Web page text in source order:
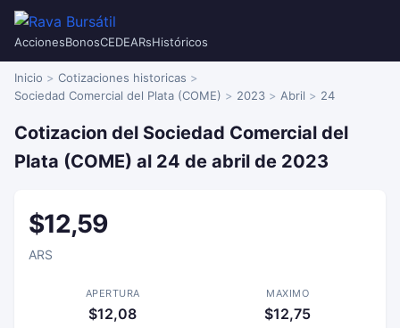
AccionesBonosCEDEARsHistóricos
Inicio
Cotizaciones historicas
Sociedad Comercial del Plata (COME)
2023 Abril 24
Cotizacion del Sociedad Comercial del
Plata (COME) al 24 de abril de 2023
$12,59
ARS
APERTURA
$12,08
MAXIMO
$12,75